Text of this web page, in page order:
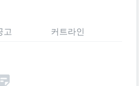
고 커트라인